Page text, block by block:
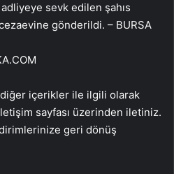
sevk edilen şahıs
gönderildi. – BURSA
diğer içerikler ile ilgili olarak
sayfası üzerinden iletiniz.
geri dönüş